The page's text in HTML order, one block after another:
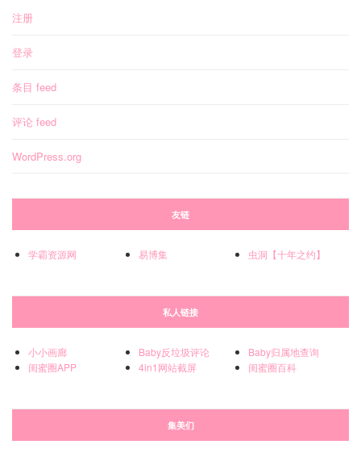
注册
登录
条目 feed
评论 feed
WordPress.org
友链
学霸资源网 易博集 虫洞【十年之约】
私人链接
小小画廊
闺蜜圈APP
Baby反垃圾评论
4in1网站截屏
Baby归属地查询
闺蜜圈百科
集美们